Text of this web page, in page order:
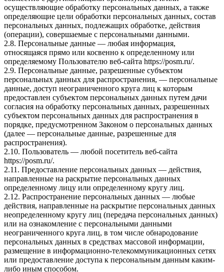
осуществляющие обработку персональных данных, а также
определяющие цели обработки персональных данных, состав
персональных данных, подлежащих обработке, действия
(операции), совершаемые с персональными данными.
2.8. Персональные данные — любая информация,
относящаяся прямо или косвенно к определенному или
определяемому Пользователю веб-сайта https://posm.ru/.
2.9. Персональные данные, разрешенные субъектом
персональных данных для распространения, — персональные
данные, доступ неограниченного круга лиц к которым
предоставлен субъектом персональных данных путем дачи
согласия на обработку персональных данных, разрешенных
субъектом персональных данных для распространения в
порядке, предусмотренном Законом о персональных данных
(далее — персональные данные, разрешенные для
распространения).
2.10. Пользователь — любой посетитель веб-сайта
https://posm.ru/.
2.11. Предоставление персональных данных — действия,
направленные на раскрытие персональных данных
определенному лицу или определенному кругу лиц.
2.12. Распространение персональных данных — любые
действия, направленные на раскрытие персональных данных
неопределенному кругу лиц (передача персональных данных)
или на ознакомление с персональными данными
неограниченного круга лиц, в том числе обнародование
персональных данных в средствах массовой информации,
размещение в информационно-телекоммуникационных сетях
или предоставление доступа к персональным данным каким-
либо иным способом.